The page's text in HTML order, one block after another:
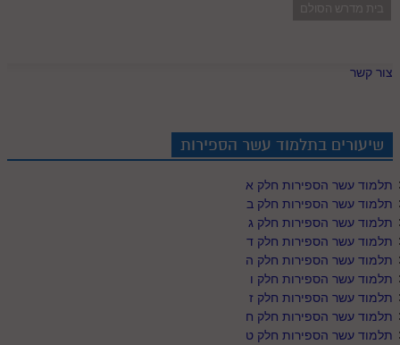
בית מדרש הסולם
צור קשר
שיעורים בתלמוד עשר הספירות
תלמוד עשר הספירות חלק א
תלמוד עשר הספירות חלק ב
תלמוד עשר הספירות חלק ג
תלמוד עשר הספירות חלק ד
תלמוד עשר הספירות חלק ה
תלמוד עשר הספירות חלק ו
תלמוד עשר הספירות חלק ז
תלמוד עשר הספירות חלק ח
תלמוד עשר הספירות חלק ט